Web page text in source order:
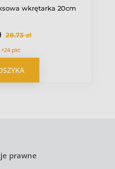
wkrętarka 20cm
28.73 zł
+24 pkt
prawne